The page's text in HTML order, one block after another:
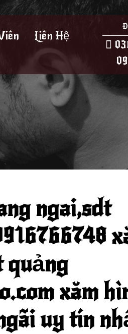
Liên Hệ
ngai,sdt
quảng
xăm
uy tín